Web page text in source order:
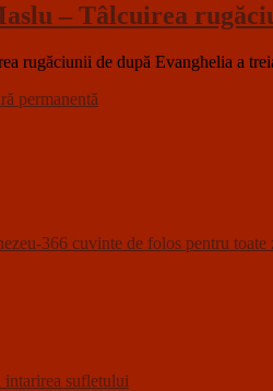
– Tâlcuirea
rugăciunii de după Evanghelia a
permanentă
366 cuvinte de folos pentru toate
sufletului